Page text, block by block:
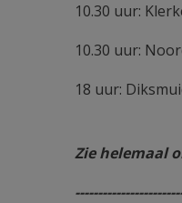
10.30 uur:
10.30 uur:
18 uur:
Zie helemaal